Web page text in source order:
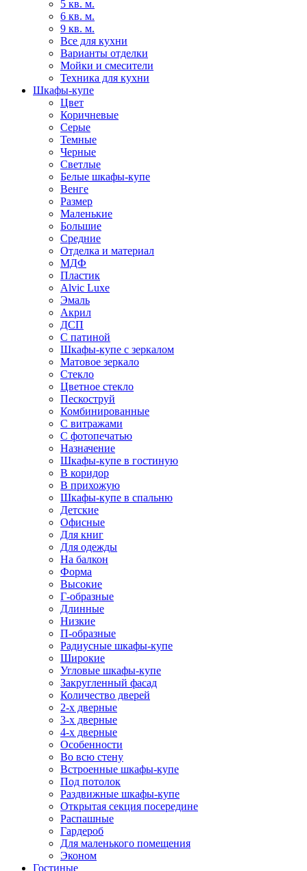
5 кв. м.
6 кв. м.
9 кв. м.
Все для кухни
Варианты отделки
Мойки и смесители
Техника для кухни
Шкафы-купе
Цвет
Коричневые
Серые
Темные
Черные
Светлые
Белые шкафы-купе
Венге
Размер
Маленькие
Большие
Средние
Отделка и материал
МДФ
Пластик
Alvic Luxe
Эмаль
Акрил
ДСП
С патиной
Шкафы-купе с зеркалом
Матовое зеркало
Стекло
Цветное стекло
Пескоструй
Комбинированные
С витражами
С фотопечатью
Назначение
Шкафы-купе в гостиную
В коридор
В прихожую
Шкафы-купе в спальню
Детские
Офисные
Для книг
Для одежды
На балкон
Форма
Высокие
Г-образные
Длинные
Низкие
П-образные
Радиусные шкафы-купе
Широкие
Угловые шкафы-купе
Закругленный фасад
Количество дверей
2-х дверные
3-х дверные
4-х дверные
Особенности
Во всю стену
Встроенные шкафы-купе
Под потолок
Раздвижные шкафы-купе
Открытая секция посередине
Распашные
Гардероб
Для маленького помещения
Эконом
Гостиные